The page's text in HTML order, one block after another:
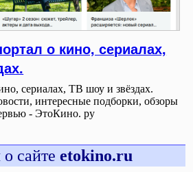
о кино, сериалах,
сериалах, ТВ шоу и звёздах.
интересные подборки, обзоры
- ЭтоКино. ру
сайте etokino.ru